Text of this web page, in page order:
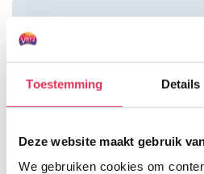
Toestemming Details
Deze website maakt gebruik
We gebruiken cookies om
Echte verhalen die raken!